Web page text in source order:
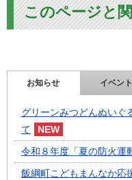
このページと
お知らせ イベント
グリーンみつどんぬいぐ
て
令和８年度「夏の防火運
飯綱町こどもまんなか応